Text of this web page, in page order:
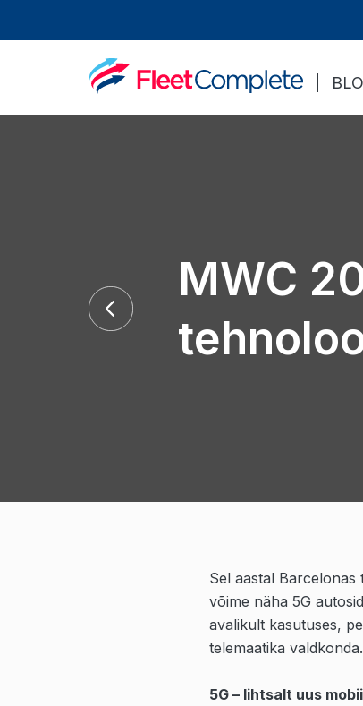
MWC
Sel aastal
võime näha 5G
avalikult kasutuses,
telemaatika
5G – lihtsalt uus